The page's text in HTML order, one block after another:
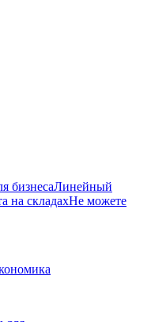
бизнесаЛинейный
на складахНе можете